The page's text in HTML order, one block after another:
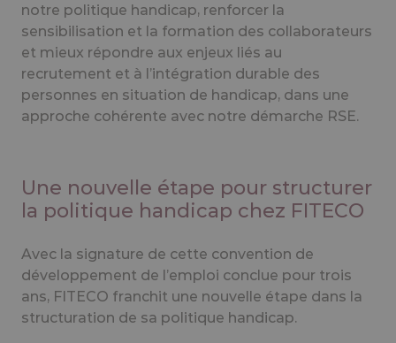
notre politique handicap, renforcer la
sensibilisation et la formation des collaborateurs
et mieux répondre aux enjeux liés au
recrutement et à l’intégration durable des
personnes en situation de handicap, dans une
approche cohérente avec notre démarche RSE.
Une nouvelle étape pour structurer
la politique handicap chez FITECO
Avec la signature de cette convention de
développement de l’emploi conclue pour trois
ans, FITECO franchit une nouvelle étape dans la
structuration de sa politique handicap.